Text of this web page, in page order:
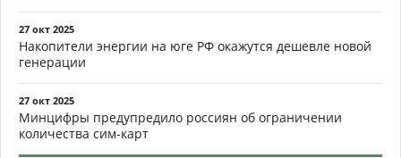
27 окт 2025
Накопители энергии на юге РФ окажутся дешевле новой
генерации
27 окт 2025
Минцифры предупредило россиян об ограничении
количества сим-карт